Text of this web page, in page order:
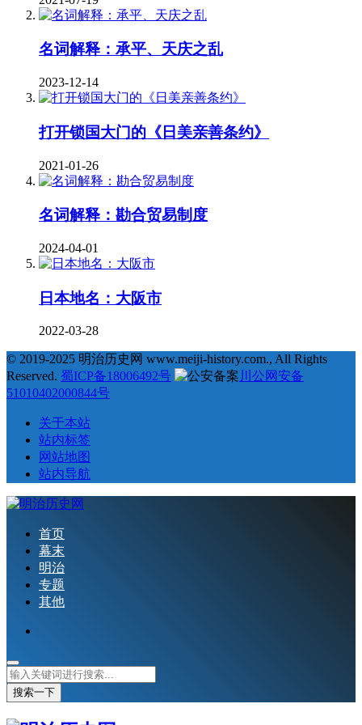
名词解释：承平、天庆之乱
2023-12-14
打开锁国大门的《日美亲善条约》
2021-01-26
名词解释：勘合贸易制度
2024-04-01
日本地名：大阪市
2022-03-28
© 2019-2025 明治历史网 www.meiji-history.com., All Rights
Reserved. 蜀ICP备18006492号
川公网安备
51010402000844号
关于本站
站内标签
网站地图
站内导航
首页
幕末
明治
专题
其他
搜索一下